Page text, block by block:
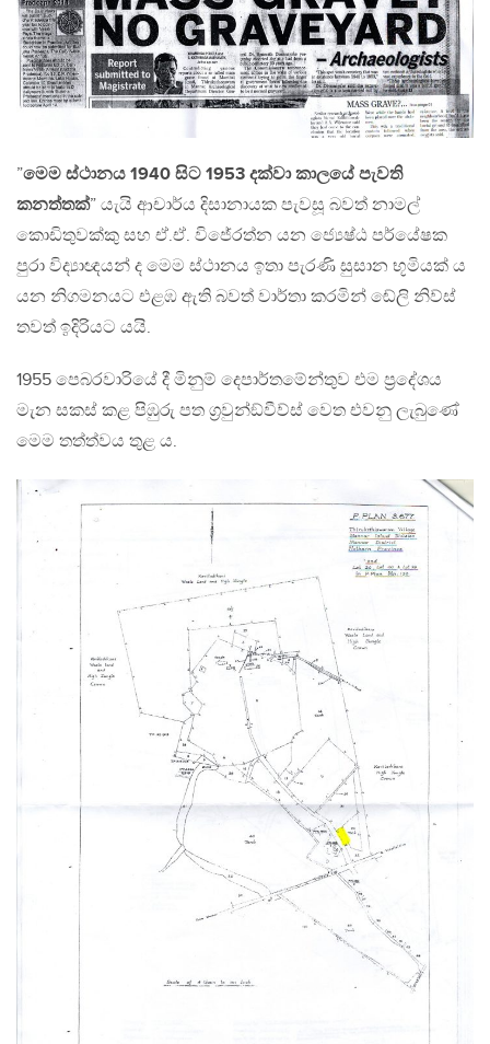
”මෙම ස්ථානය 1940 සිට 1953 දක්වා කාලයේ පැවති
කනත්තක්” යැයි ආචාර්ය දිසානායක පැවසූ බවත් නාමල්
කොඩිතුවක්කු සහ ඒ.ඒ. විජේරත්න යන ජ්‍යෙෂ්ඨ පර්යේෂක
පුරා විද්‍යාඥයන් ද මෙම ස්ථානය ඉතා පැරණි සුසාන භූමියක් ය
යන නිගමනයට එළඹ ඇති බවත් වාර්තා කරමින් ඬේලි නිව්ස්
තවත් ඉදිරියට යයි.
1955 පෙබරවාරියේ දී මිනුම් දෙපාර්තමේන්තුව එම ප‍්‍රදේශය
මැන සකස් කළ පිඹුරු පත ග‍්‍රවුන්ඞ්වීව්ස් වෙත එවනු ලැබුණේ
මෙම තත්ත්වය තුළ ය.